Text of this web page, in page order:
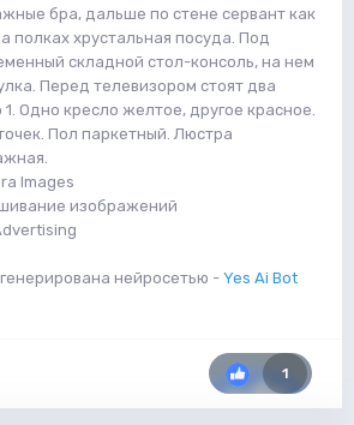
бра, дальше по стене сервант как
полках хрустальная посуда. Под
складной стол-консоль, на нем
Перед телевизором стоят два
Одно кресло желтое, другое красное.
Пол паркетный. Люстра
Images
изображений
нейросетью - Yes Ai Bot
1